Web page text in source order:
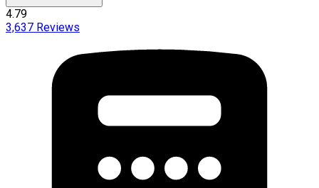
4.79
3,637 Reviews